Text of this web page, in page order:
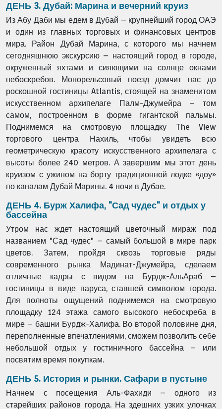
ДЕНЬ 3. Дубай: Марина и вечерний круиз
Из Абу Даби мы едем в Дубай – крупнейший город ОАЭ
и один из главных торговых и финансовых центров
мира. Район Дубай Марина, с которого мы начнем
сегодняшнюю экскурсию – настоящий город в городе,
окруженный яхтами и сияющими на солнце окнами
небоскребов. Монорельсовый поезд домчит нас до
роскошной гостиницы Atlantis, стоящей на знаменитом
искусственном архипелаге Палм-Джумейра – том
самом, построенном в форме гигантской пальмы.
Поднимемся на смотровую площадку The View
торгового центра Нахиль, чтобы увидеть всю
геометрическую красоту искусственного архипелага с
высоты более 240 метров. А завершим мы этот день
круизом с ужином на борту традиционной лодке «доу»
по каналам Дубай Марины. 4 ночи в Дубае.
ДЕНЬ 4. Бурж Халифа, "Сад чудес" и отдых у
бассейна
Утром нас ждет настоящий цветочный мираж под
названием "Сад чудес" – самый большой в мире парк
цветов. Затем, пройдя сквозь торговые ряды
современного рынка Мадинат-Джумейра, сделаем
отличные кадры с видом на Бурдж-АльАраб –
гостиницы в виде паруса, ставшей символом города.
Для полноты ощущений поднимемся на смотровую
площадку 124 этажа самого высокого небоскреба в
мире – башни Бурдж-Халифа. Во второй половине дня,
переполненные впечатлениями, сможем позволить себе
небольшой отдых у гостиничного бассейна – или
посвятим время покупкам.
ДЕНЬ 5. История и рынки. Сафари в пустыне
Начнем с посещения Аль-Фахиди – одного из
старейших районов города. На здешних узких улочках